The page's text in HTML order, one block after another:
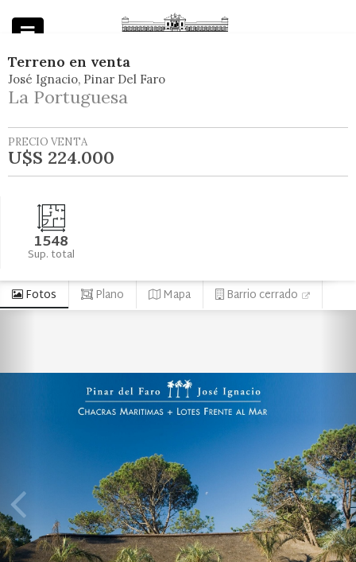
Terreno en venta
José Ignacio Pinar Del Faro
La Portuguesa
PRECIO VENTA
U$S 224.000
1548
Sup. total
Fotos Plano Mapa Barrio cerrado